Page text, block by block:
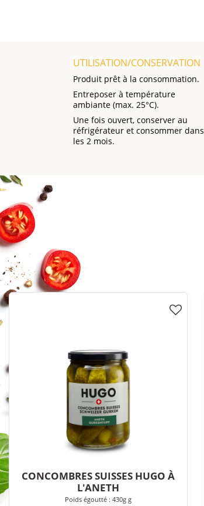
UTILISATION/CONSERVATION
Produit prêt à la consommation.
Entreposer à température
ambiante (max. 25°C).
Une fois ouvert, conserver au
réfrigérateur et consommer dans
les 2 mois.
CONCOMBRES SUISSES HUGO À
L'ANETH
Poids égoutté : 430g g